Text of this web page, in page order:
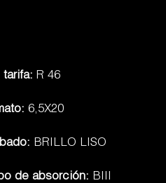
tarifa:R 46
6,5X20
BRILLO LISO
de absorción: BIII